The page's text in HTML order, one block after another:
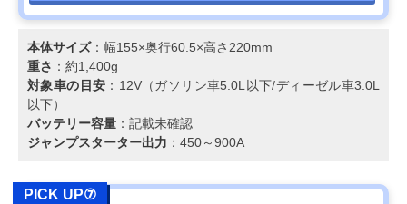
本体サイズ：幅155×奥行60.5×高さ220mm
重さ ：約1,400g
対象車の目安 ：12V（ガソリン車5.0L以下/ディーゼル車3.0L
以下）
バッテリー容量 ：記載未確認
ジャンプスターター出力 ：450～900A
PICK UP⑦